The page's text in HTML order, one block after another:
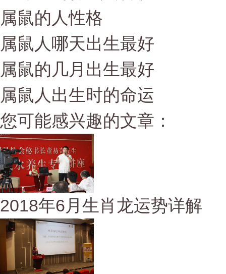
属鼠的人性格
属鼠人哪天出生最好
属鼠的几月出生最好
属鼠人出生时的命运
您可能感兴趣的文章：
2018年6月生肖龙运势详解